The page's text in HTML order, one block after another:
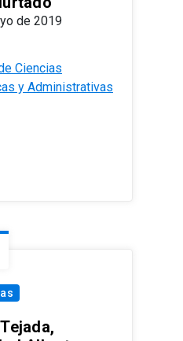
de 2019
Ciencias
y Administrativas